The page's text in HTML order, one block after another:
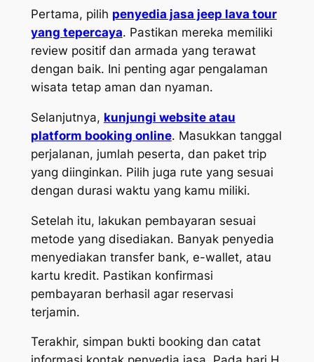
Pertama, pilih penyedia jasa jeep lava tour
yang tepercaya. Pastikan mereka memiliki
review positif dan armada yang terawat
dengan baik. Ini penting agar pengalaman
wisata tetap aman dan nyaman.
Selanjutnya, kunjungi website atau
platform booking online. Masukkan tanggal
perjalanan, jumlah peserta, dan paket trip
yang diinginkan. Pilih juga rute yang sesuai
dengan durasi waktu yang kamu miliki.
Setelah itu, lakukan pembayaran sesuai
metode yang disediakan. Banyak penyedia
menyediakan transfer bank, e-wallet, atau
kartu kredit. Pastikan konfirmasi
pembayaran berhasil agar reservasi
terjamin.
Terakhir, simpan bukti booking dan catat